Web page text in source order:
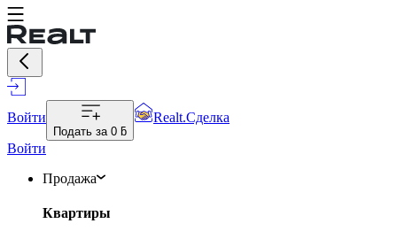
Войти
Подать за 0 ƃ
Realt.Сделка
Войти
Продажа
Квартиры